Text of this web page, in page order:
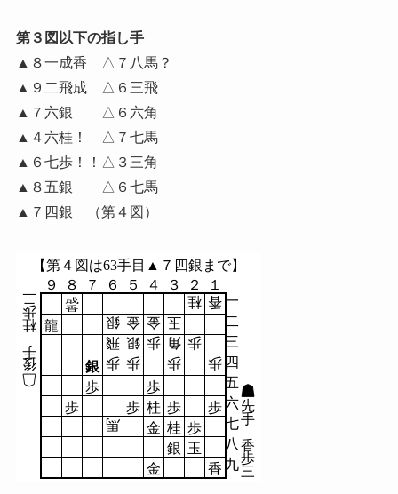
第３図以下の指し手
▲８一成香 △７八馬？
▲９二飛成 △６三飛
▲７六銀 △６六角
▲４六桂！ △７七馬
▲６七歩！！△３三角
▲８五銀 △６七馬
▲７四銀 （第４図）
【第４図は63手目▲７四銀まで】
９
一
８
二
７
三
６
四
５
五
４
六
３
七
２
八
１
九
成
香
桂 香
龍
銀 金 金 玉
飛 銀 歩 角 歩
銀 歩 歩 歩
歩
歩
歩
歩
歩 桂 歩
歩
馬
金 桂 歩
銀 玉
金
香 三
歩
香
手
先
二
歩
桂
手
後